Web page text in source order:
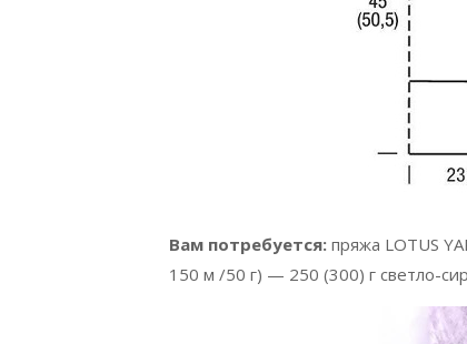
Вам потребуется: пряжа LOTUS
150 м /50 г) — 250 (300) г светло-